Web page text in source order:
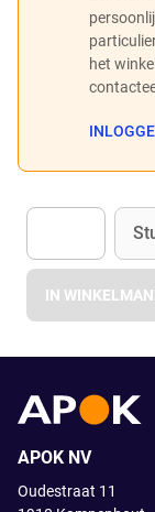
het
IN
APOK NV
Oudestraat 11